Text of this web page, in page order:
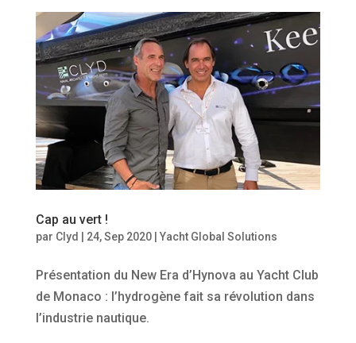
Cap au vert !
par Clyd 24, Sep 2020| Yacht Global Solutions
Présentation du New Era d’Hynova au Yacht Club
de Monaco : l’hydrogène fait sa révolution dans
l’industrie nautique.